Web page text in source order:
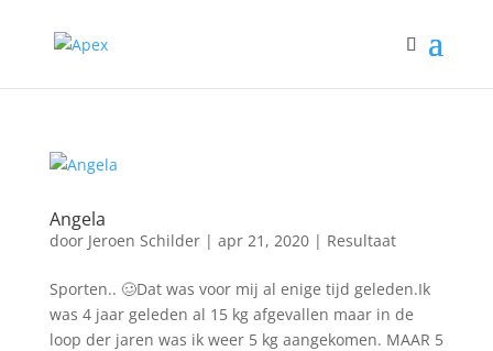
Angela
door Jeroen Schilder| apr 21, 2020| Resultaat
Sporten.. 🥴Dat was voor mij al enige tijd geleden.Ik
was 4 jaar geleden al 15 kg afgevallen maar in de
loop der jaren was ik weer 5 kg aangekomen. MAAR 5